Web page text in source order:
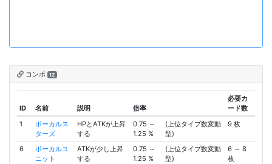
コンボ 12
ID 名前 説明 倍率
必要カ
ード数
1
ボーカルス
ターズ
HPとATKが上昇
する
0.75 ～
1.25 %
(上位タイプ数変動
型)
9 枚
6
ボーカルユ
ニット
ATKが少し上昇
する
0.75 ～
1.25 %
(上位タイプ数変動
型)
6 ～ 8
枚